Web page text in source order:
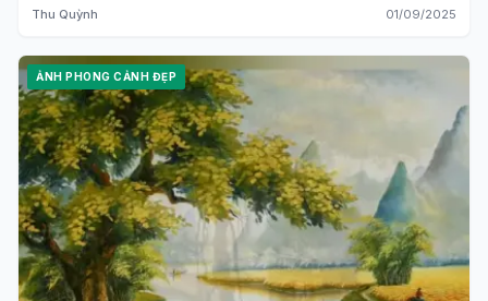
Thu Quỳnh 01/09/2025
ẢNH PHONG CẢNH ĐẸP